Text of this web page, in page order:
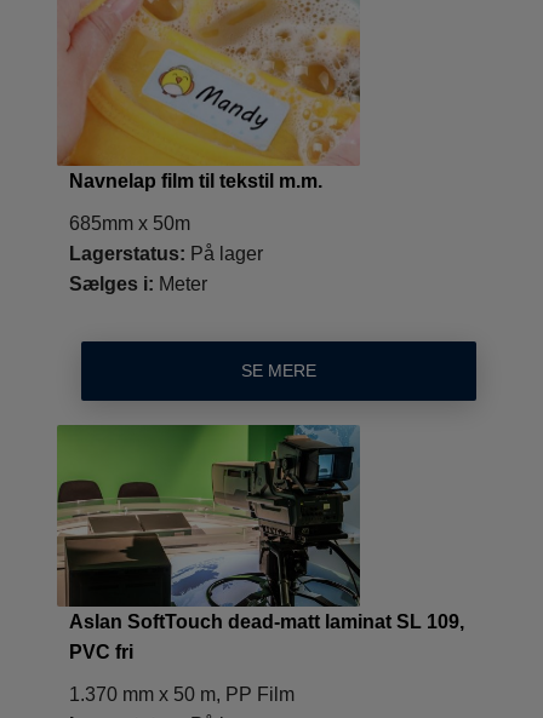
Navnelap film til tekstil m.m.
685mm x 50m
Lagerstatus: På lager
Sælges i: Meter
SE MERE
Aslan SoftTouch dead-matt laminat SL 109,
PVC fri
1.370 mm x 50 m, PP Film